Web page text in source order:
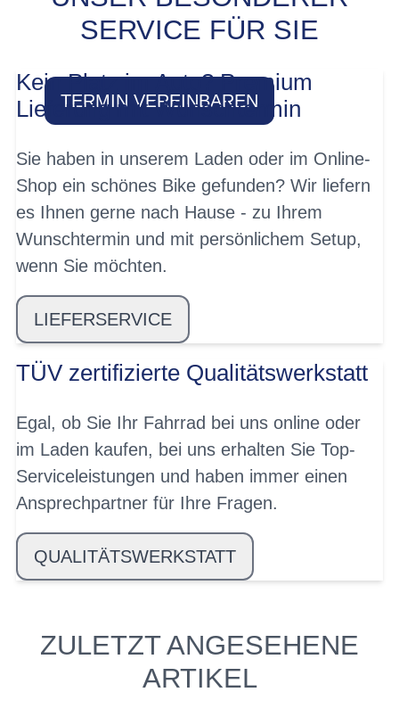
SOFORT!
TERMIN VEREINBAREN
SERVICE FÜR SIE
Kein Platz im Auto? Premium
Lieferung mit Wunschtermin
Sie haben in unserem Laden oder im Online-
Shop ein schönes Bike gefunden? Wir liefern
es Ihnen gerne nach Hause - zu Ihrem
Wunschtermin und mit persönlichem Setup,
wenn Sie möchten.
LIEFERSERVICE
TÜV zertifizierte Qualitätswerkstatt
Egal, ob Sie Ihr Fahrrad bei uns online oder
im Laden kaufen, bei uns erhalten Sie Top-
Serviceleistungen und haben immer einen
Ansprechpartner für Ihre Fragen.
QUALITÄTSWERKSTATT
ZULETZT ANGESEHENE
ARTIKEL